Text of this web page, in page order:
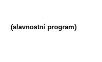
program)